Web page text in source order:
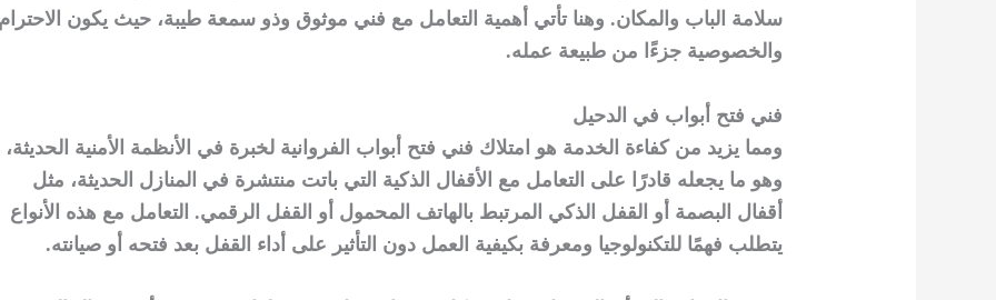
سلامة الباب والمكان. وهنا تأتي أهمية التعامل مع فني موثوق وذو سمعة طيبة، حيث يكون
والخصوصية جزءًا من طبيعة عمله.
فني فتح أبواب في الدحيل
ومما يزيد من كفاءة الخدمة هو امتلاك فني فتح أبواب الفروانية لخبرة في الأنظمة الأمنية الحديثة،
وهو ما يجعله قادرًا على التعامل مع الأقفال الذكية التي باتت منتشرة في المنازل الحديثة، مثل
أقفال البصمة أو القفل الذكي المرتبط بالهاتف المحمول أو القفل الرقمي. التعامل مع هذه الأنواع
يتطلب فهمًا للتكنولوجيا ومعرفة بكيفية العمل دون التأثير على أداء القفل بعد فتحه أو صيانته.